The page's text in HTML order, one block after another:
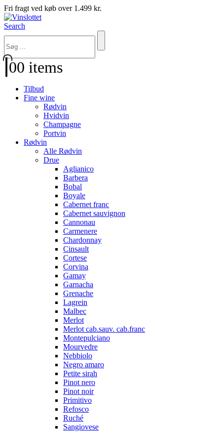
Fri fragt ved køb over 1.499 kr.
Search
00 items
Tilbud
Fine wine
Rødvin
Hvidvin
Champagne
Portvin
Rødvin
Alle Rødvin
Drue
Aglianico
Barbera
Bobal
Boyale
Cabernet franc
Cabernet sauvignon
Cannonau
Carmenere
Chardonnay
Cinsault
Cortese
Corvina
Gamay
Garnacha
Grenache
Lagrein
Malbec
Merlot
Merlot cab.sauv. cab.franc
Montepulciano
Mourvedre
Nebbiolo
Negro amaro
Petite sirah
Pinot nero
Pinot noir
Primitivo
Refosco
Ruché
Sangiovese